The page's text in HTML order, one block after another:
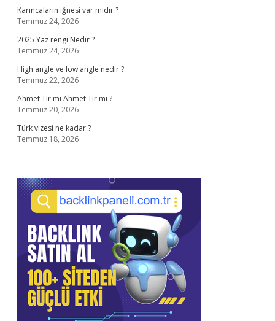
Karıncaların iğnesi var mıdır ?
Temmuz 24, 2026
2025 Yaz rengi Nedir ?
Temmuz 24, 2026
High angle ve low angle nedir ?
Temmuz 22, 2026
Ahmet Tir mi Ahmet Tir mi ?
Temmuz 20, 2026
Türk vizesi ne kadar ?
Temmuz 18, 2026